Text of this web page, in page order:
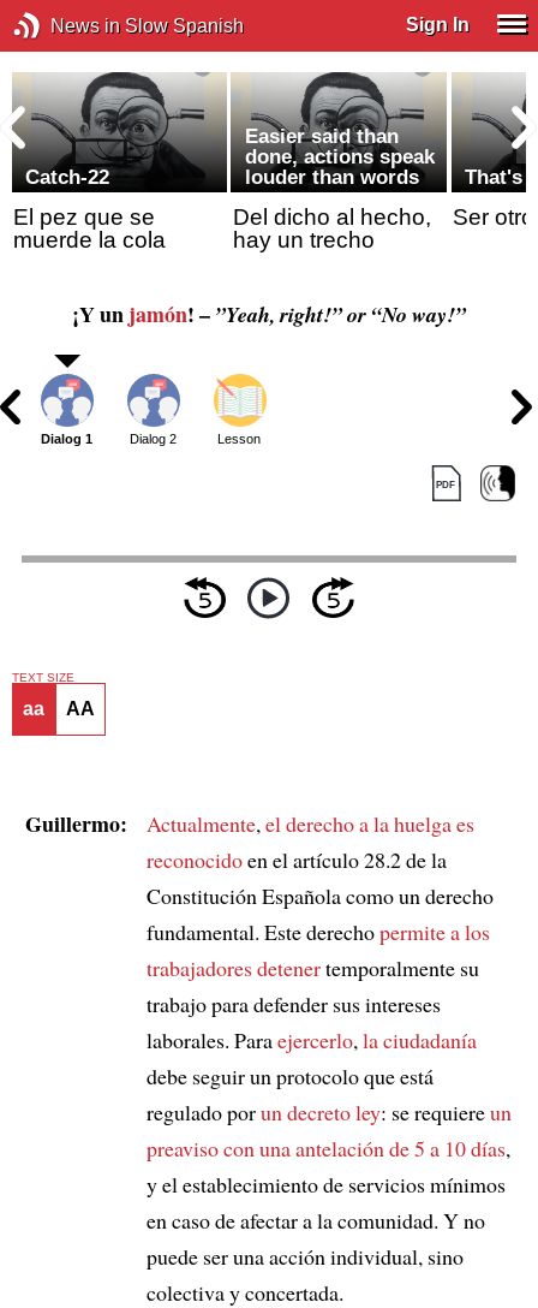
News in Slow Spanish Sign In
Catch-22
El pez que se
muerde la cola
Easier said than
done, actions speak
louder than words
Del dicho al hecho,
hay un trecho
That's
Ser
¡Y unjamón! – ”Yeah, right!” or “No way!”
Dialog 1 Dialog 2 Lesson
TEXT SIZE
aa AA
Guillermo: Actualmente, el derecho a la huelga es
reconocidoen el artículo 28.2 de la
Constitución Española como un derecho
fundamental. Este derechopermite a los
trabajadores detenertemporalmente su
trabajo para defender sus intereses
laborales. Paraejercerlo, la ciudadanía
debe seguir un protocolo que está
regulado porun decreto ley: se requiereun
preaviso con una antelación de 5 a 10 días,
y el establecimiento de servicios mínimos
en caso de afectar a la comunidad. Y no
puede ser una acción individual, sino
colectiva y concertada.